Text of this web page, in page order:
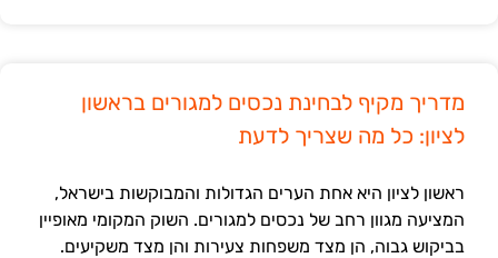
מדריך מקיף לבחינת נכסים למגורים בראשון
לציון: כל מה שצריך לדעת
ראשון לציון היא אחת הערים הגדולות והמבוקשות בישראל,
המציעה מגוון רחב של נכסים למגורים. השוק המקומי מאופיין
בביקוש גבוה, הן מצד משפחות צעירות והן מצד משקיעים.